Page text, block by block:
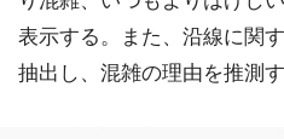
表示する。また、沿線に関
抽出し、混雑の理由を推測